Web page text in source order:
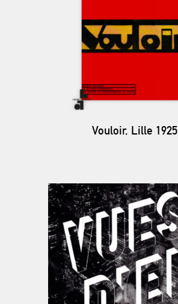
Vouloir, Lille 1925